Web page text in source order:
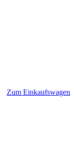
Zum Einkaufswagen